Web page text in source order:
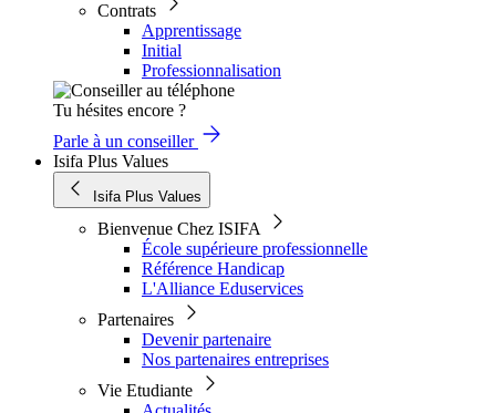
Contrats
Apprentissage
Initial
Professionnalisation
Tu hésites encore ?
Parle à un conseiller
Isifa Plus Values
Isifa Plus Values
Bienvenue Chez ISIFA
École supérieure professionnelle
Référence Handicap
L'Alliance Eduservices
Partenaires
Devenir partenaire
Nos partenaires entreprises
Vie Etudiante